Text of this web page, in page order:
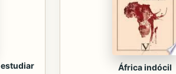
África indócil